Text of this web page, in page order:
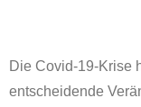
Die Covid-19-Krise
entscheidende